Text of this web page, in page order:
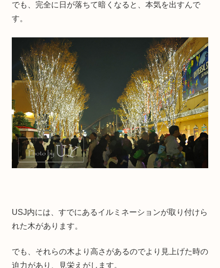
でも、完全に日が落ちて暗くなると、本気を出すんで
す。
USJ内には、すでにあるイルミネーションが取り付けら
れた木があります。
でも、それらの木より高さがあるのでより見上げた時の
迫力があり、見栄えがします。